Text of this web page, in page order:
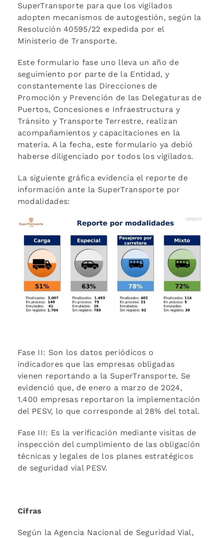
SuperTransporte para que los vigilados
adopten mecanismos de autogestión, según la
Resolución 40595/22 expedida por el
Ministerio de Transporte.
Este formulario fase uno lleva un año de
seguimiento por parte de la Entidad, y
constantemente las Direcciones de
Promoción y Prevención de las Delegaturas de
Puertos, Concesiones e Infraestructura y
Tránsito y Transporte Terrestre, realizan
acompañamientos y capacitaciones en la
materia. A la fecha, este formulario ya debió
haberse diligenciado por todos los vigilados.
La siguiente gráfica evidencia el reporte de
información ante la SuperTransporte por
modalidades:
Fase II: Son los datos periódicos o
indicadores que las empresas obligadas
vienen reportando a la SuperTransporte. Se
evidenció que, de enero a marzo de 2024,
1.400 empresas reportaron la implementación
del PESV, lo que corresponde al 28% del total.
Fase III: Es la verificación mediante visitas de
inspección del cumplimiento de las obligación
técnicas y legales de los planes estratégicos
de seguridad vial PESV.
Cifras
Según la Agencia Nacional de Seguridad Vial,